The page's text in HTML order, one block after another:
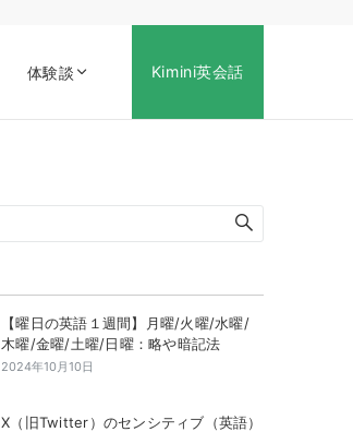
体験談 Kimini英会話
【曜日の英語１週間】月曜/火曜/水曜/
木曜/金曜/土曜/日曜：略や暗記法
2024年10月10日
X（旧Twitter）のセンシティブ（英語）